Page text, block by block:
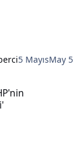
5 MayısMay 5